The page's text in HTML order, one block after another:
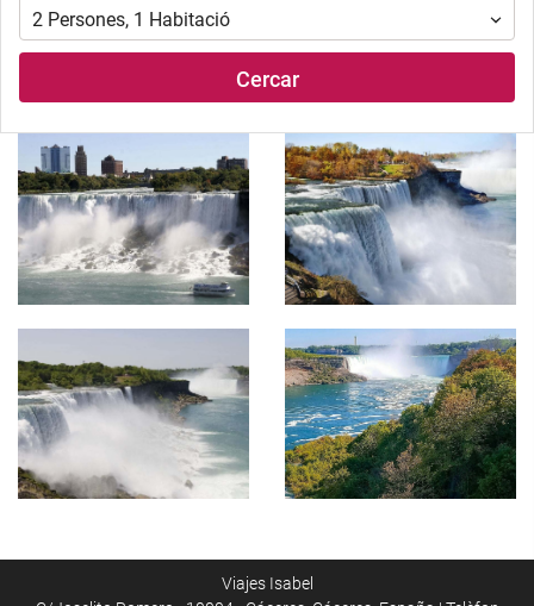
2 Persones, 1 Habitació
Cercar
Viajes Isabel